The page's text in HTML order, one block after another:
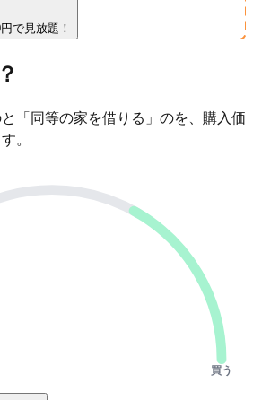
で見放題！
「同等の家を借りる」のを、購入価
。
買う